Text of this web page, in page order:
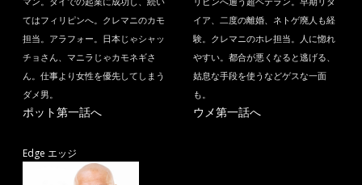
てはフィリピンへ。クレマニのカモ
担当。アラフォー。日本じゃシャッ
チョさん、マニラじゃカモネギさ
ん。仕事より女性を優先してしまう
ダメ男。
ポット第一話へ
イア、二度の離婚、ネトゲ廃人も経
験。クレマニのホレ担当。人に惚れ
やすい。都合が悪くなると逃げる、
姑息な手段を使うなどゲスな一面
も。
ウメ第一話へ
Edge エッジ